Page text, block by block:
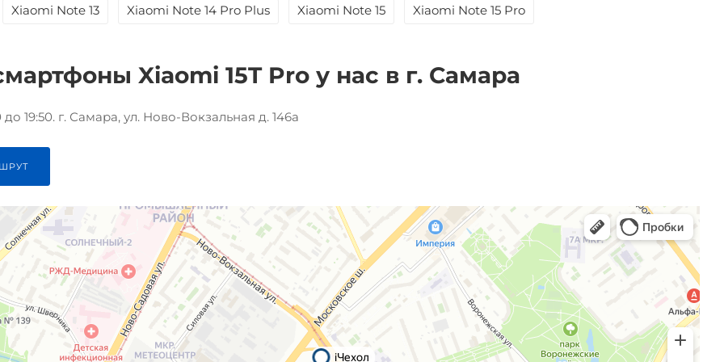
Xiaomi Note 13 Xiaomi Note 14 Pro Plus Xiaomi Note 15 Xiaomi Note 15 Pro
Xiaomi 15T Pro у нас в г. Самара
19:50. г. Самара, ул. Ново-Вокзальная д. 146а